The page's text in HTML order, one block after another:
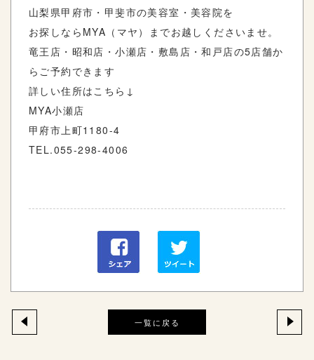
山梨県甲府市・甲斐市の美容室・美容院を
お探しなら MYA （マヤ）までお越しくださいませ。
竜王店・昭和店・小瀬店・敷島店・和戸店の5店舗か
らご予約できます
詳しい住所はこちら ↓
MYA小瀬店
甲府市上町1180-4
TEL.055-298-4006
一覧に戻る